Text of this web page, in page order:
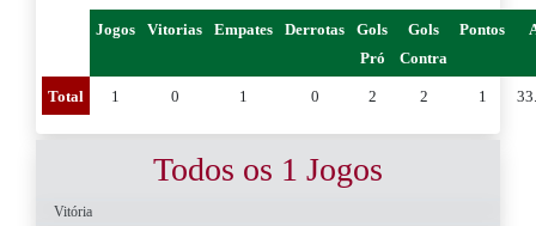
Jogos Vitorias Empates Derrotas
Gols
Pró
Gols
Contra
Pontos
Total 1 0 1 0 2 2 1
Todos os 1 Jogos
Vitória